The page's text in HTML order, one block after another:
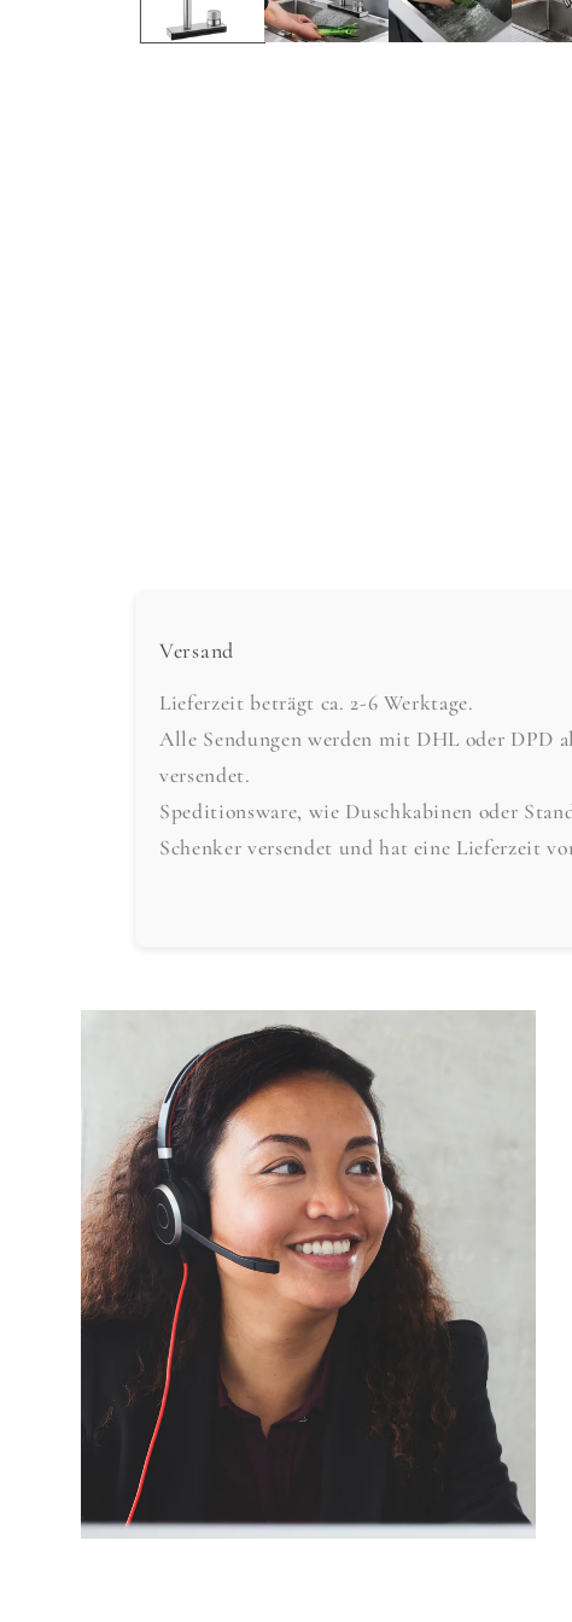
Versand
Lieferzeit beträgt ca. 2-6 Werktage.
Alle Sendungen werden mit DHL oder DPD
versendet.
Speditionsware, wie Duschkabinen oder
Schenker versendet und hat eine Lieferzeit